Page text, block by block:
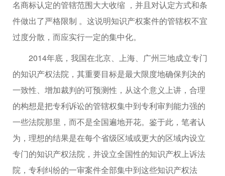
名商标认定的管辖范围大大收缩 ，并且对认定方式和条
件做出了严格限制 。这说明知识产权案件的管辖权不宜
过度分散，而应实行一定的集中化。
2014年底，我国在北京、上海、广州三地成立专门
的知识产权法院，其重要目标是最大限度地确保判决的
一致性、增加裁判的可预测性，从这个意义上讲，合理
的构想是把专利诉讼的管辖权集中到专利审判能力强的
一些法院那里，而不是全国遍地开花。鉴于此，笔者认
为，理想的结果是在每个省级区域或更大的区域内设立
专门的知识产权法院，并设立全国性的知识产权上诉法
院，专利纠纷的一审案件全部集中到这些知识产权法